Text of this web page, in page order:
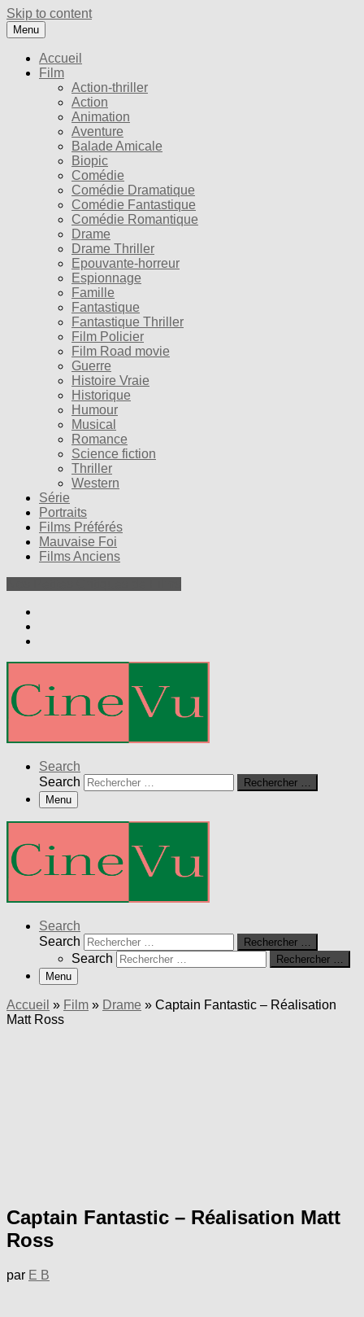
Skip to content
Menu
Accueil
Film
Action-thriller
Action
Animation
Aventure
Balade Amicale
Biopic
Comédie
Comédie Dramatique
Comédie Fantastique
Comédie Romantique
Drame
Drame Thriller
Epouvante-horreur
Espionnage
Famille
Fantastique
Fantastique Thriller
Film Policier
Film Road movie
Guerre
Histoire Vraie
Historique
Humour
Musical
Romance
Science fiction
Thriller
Western
Série
Portraits
Films Préférés
Mauvaise Foi
Films Anciens
Search
Search
Rechercher …
Menu
Search
Search
Rechercher …
Search
Rechercher …
Menu
Accueil » Film » Drame » Captain Fantastic – Réalisation
Matt Ross
Captain Fantastic – Réalisation Matt
Ross
par E B